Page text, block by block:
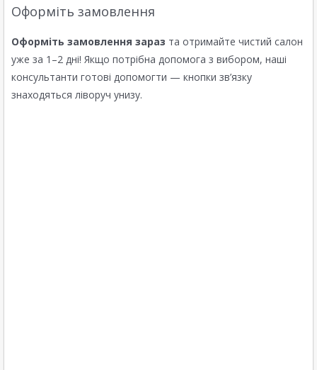
Оформіть замовлення
Оформіть замовлення зараз та отримайте чистий салон
уже за 1–2 дні! Якщо потрібна допомога з вибором, наші
консультанти готові допомогти — кнопки зв’язку
знаходяться ліворуч унизу.